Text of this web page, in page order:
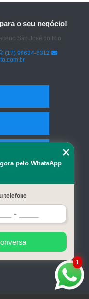
o seu negócio!
São José do Rio
(17) 99634-6312
1
pelo WhatsApp
telefone